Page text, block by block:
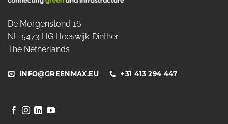
De Morgenstond 16
NL-5473 HG Heeswijk-Dinther
The Netherlands
INFO@GREENMAX.EU +31 413 294 447